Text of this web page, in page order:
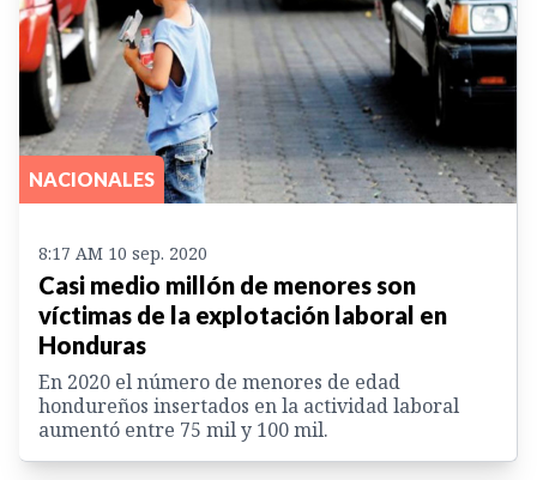
NACIONALES
8:17 AM 10 sep. 2020
Casi medio millón de menores son
víctimas de la explotación laboral en
Honduras
En 2020 el número de menores de edad
hondureños insertados en la actividad laboral
aumentó entre 75 mil y 100 mil.